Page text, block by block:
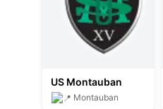
US Montauban
Montauban